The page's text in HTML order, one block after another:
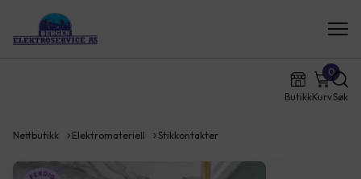
ButikkKurv
0
Søk
Nettbutikk Elektromateriell Stikkontakter